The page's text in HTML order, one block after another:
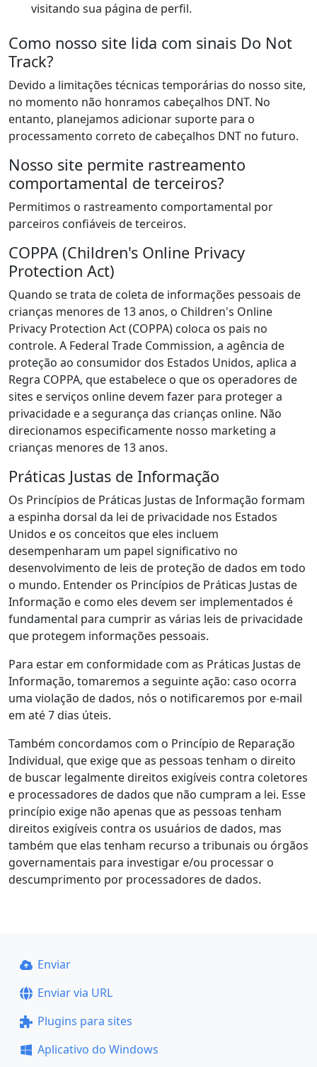
visitando sua página de perfil.
Como nosso site lida com sinais Do Not
Track?
Devido a limitações técnicas temporárias do nosso site,
no momento não honramos cabeçalhos DNT. No
entanto, planejamos adicionar suporte para o
processamento correto de cabeçalhos DNT no futuro.
Nosso site permite rastreamento
comportamental de terceiros?
Permitimos o rastreamento comportamental por
parceiros confiáveis de terceiros.
COPPA (Children's Online Privacy
Protection Act)
Quando se trata de coleta de informações pessoais de
crianças menores de 13 anos, o Children's Online
Privacy Protection Act (COPPA) coloca os pais no
controle. A Federal Trade Commission, a agência de
proteção ao consumidor dos Estados Unidos, aplica a
Regra COPPA, que estabelece o que os operadores de
sites e serviços online devem fazer para proteger a
privacidade e a segurança das crianças online. Não
direcionamos especificamente nosso marketing a
crianças menores de 13 anos.
Práticas Justas de Informação
Os Princípios de Práticas Justas de Informação formam
a espinha dorsal da lei de privacidade nos Estados
Unidos e os conceitos que eles incluem
desempenharam um papel significativo no
desenvolvimento de leis de proteção de dados em todo
o mundo. Entender os Princípios de Práticas Justas de
Informação e como eles devem ser implementados é
fundamental para cumprir as várias leis de privacidade
que protegem informações pessoais.
Para estar em conformidade com as Práticas Justas de
Informação, tomaremos a seguinte ação: caso ocorra
uma violação de dados, nós o notificaremos por e-mail
em até 7 dias úteis.
Também concordamos com o Princípio de Reparação
Individual, que exige que as pessoas tenham o direito
de buscar legalmente direitos exigíveis contra coletores
e processadores de dados que não cumpram a lei. Esse
princípio exige não apenas que as pessoas tenham
direitos exigíveis contra os usuários de dados, mas
também que elas tenham recurso a tribunais ou órgãos
governamentais para investigar e/ou processar o
descumprimento por processadores de dados.
Enviar
Enviar via URL
Plugins para sites
Aplicativo do Windows